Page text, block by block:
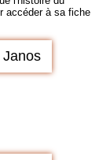
accéder à sa fiche